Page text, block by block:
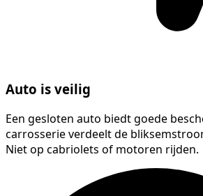
Auto is veilig
Een gesloten auto biedt goede
carrosserie verdeelt de
Niet op cabriolets of motoren rijden.